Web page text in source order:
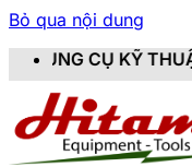
Bỏ qua nội dung
THUẬT HITAMI -